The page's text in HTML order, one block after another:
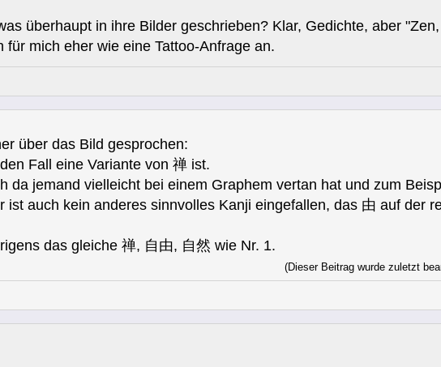
überhaupt in ihre Bilder geschrieben? Klar, Gedichte, aber
mich eher wie eine Tattoo-Anfrage an.
über das Bild gesprochen:
Fall eine Variante von 禅 ist.
da jemand vielleicht bei einem Graphem vertan hat und zum
ist auch kein anderes sinnvolles Kanji eingefallen, das 由 auf der
das gleiche 禅, 自由, 自然 wie Nr. 1.
(Dieser Beitrag wurde zuletzt